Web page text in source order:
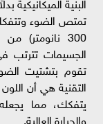
300
الجسيمات تترتب
تقوم بتشتيت
التقنية هي أن
يتفكك، مما يجعله
والحرارة العالية.